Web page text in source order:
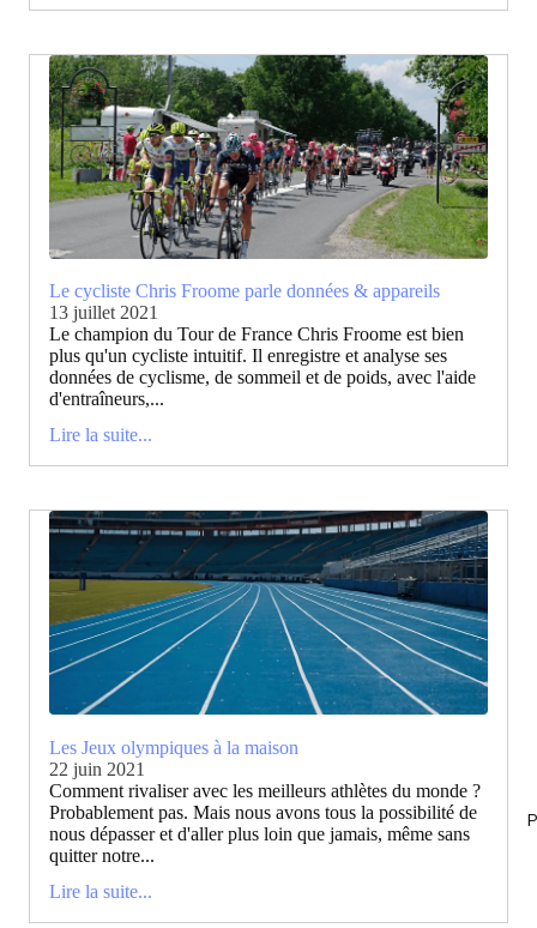
Le cycliste Chris Froome parle données & appareils
13 juillet 2021
Le champion du Tour de France Chris Froome est bien
plus qu'un cycliste intuitif. Il enregistre et analyse ses
données de cyclisme, de sommeil et de poids, avec l'aide
d'entraîneurs,...
Lire la suite...
Les Jeux olympiques à la maison
22 juin 2021
Comment rivaliser avec les meilleurs athlètes du monde ?
Probablement pas. Mais nous avons tous la possibilité de
nous dépasser et d'aller plus loin que jamais, même sans
quitter notre...
Lire la suite...